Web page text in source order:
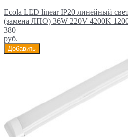
Ecola LED linear IP20 линейный
(замена ЛПО) 36W 220V 4200K
380
руб.
Добавить